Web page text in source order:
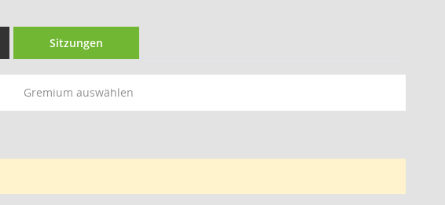
Sitzungen
Gremium auswählen